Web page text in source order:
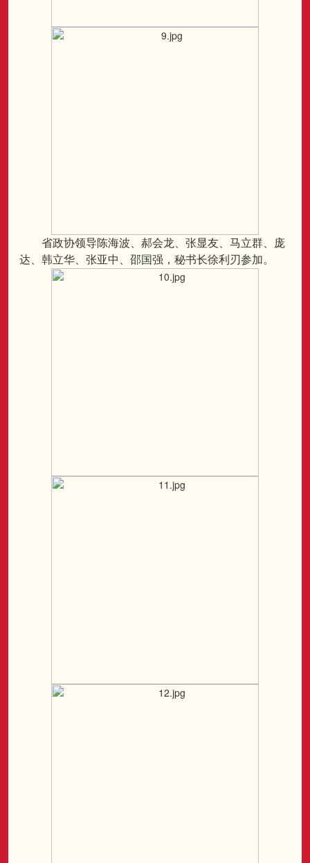
省政协领导陈海波、郝会龙、张显友、马立群、庞
达、韩立华、张亚中、邵国强，秘书长徐利刃参加。